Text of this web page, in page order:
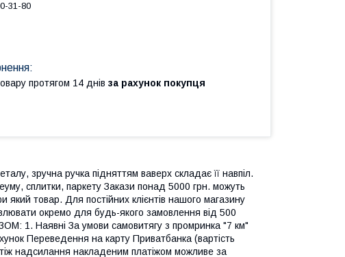
31-80
протягом 14 днів за рахунок покупця
зручна ручка підняттям ваверх складає її навпіл.
сплитки, паркету Закази понад 5000 грн. можуть
товар. Для постійних клієнтів нашого магазину
окремо для будь-якого замовлення від 500
Наявні За умови самовитягу з промринка "7 км"
Переведення на карту Приватбанка (вартість
надсилання накладеним платіжом можливе за